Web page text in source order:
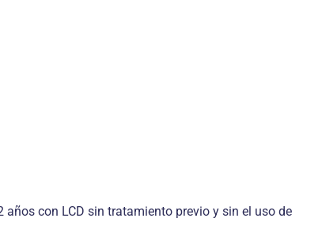
con LCD sin tratamiento previo y sin el uso de